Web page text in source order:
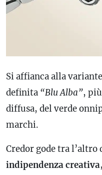
Si affianca alla
definita “Blu Alba”,
diffusa, del verde
marchi.
Credor gode tra l’altro
indipendenza creativa